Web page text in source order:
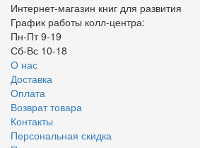
Интернет-магазин книг для развития
График работы колл-центра:
Пн-Пт 9-19
Сб-Вс 10-18
О нас
Доставка
Оплата
Возврат товара
Контакты
Персональная скидка